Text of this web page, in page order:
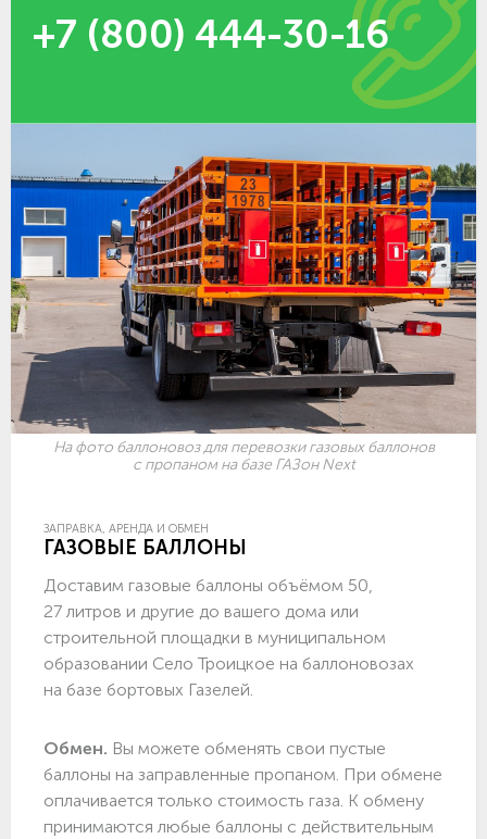
+7 (800) 444-30-16
На фото баллоновоз для перевозки газовых баллонов
с пропаном на базе ГАЗон Next
ЗАПРАВКА, АРЕНДА И ОБМЕН
ГАЗОВЫЕ БАЛЛОНЫ
Доставим газовые баллоны объёмом 50,
27 литров и другие до вашего дома или
строительной площадки в муниципальном
образовании Село Троицкое на баллоновозах
на базе бортовых Газелей.
Обмен. Вы можете обменять свои пустые
баллоны на заправленные пропаном. При обмене
оплачивается только стоимость газа. К обмену
принимаются любые баллоны с действительным